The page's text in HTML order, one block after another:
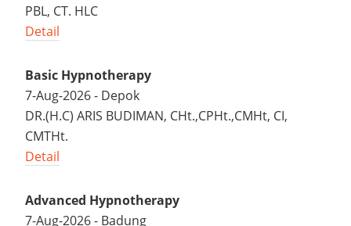
PBL, CT. HLC
Detail
Basic Hypnotherapy
7-Aug-2026 - Depok
DR.(H.C) ARIS BUDIMAN, CHt.,CPHt.,CMHt, CI,
CMTHt.
Detail
Advanced Hypnotherapy
7-Aug-2026 - Badung